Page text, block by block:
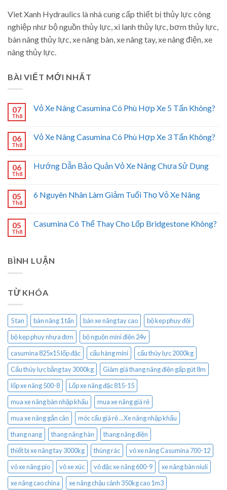
Viet Xanh Hydraulics là nhà cung cấp thiết bị thủy lực công
nghiệp như bộ nguồn thủy lực, xi lanh thủy lực, bơm thủy lực,
bàn nâng thủy lực, xe nâng bàn, xe nâng tay, xe nâng điện, xe
nâng thủy lực.
BÀI VIẾT MỚI NHẤT
07
Th8
Vỏ Xe Nâng Casumina Có Phù Hợp Xe 5 Tấn Không?
06
Th8
Vỏ Xe Nâng Casumina Có Phù Hợp Xe 3 Tấn Không?
06
Th8
Hướng Dẫn Bảo Quản Vỏ Xe Nâng Chưa Sử Dụng
05
Th8
6 Nguyên Nhân Làm Giảm Tuổi Thọ Vỏ Xe Nâng
05
Th8
Casumina Có Thể Thay Cho Lốp Bridgestone Không?
BÌNH LUẬN
TỪ KHÓA
5 tan bàn nâng 1 tấn bán xe nâng tay cao
bộ kep phuy đôi
bộ kẹp phuy nhựa đơn
bộ nguộn mini điện 24v
casumina 825x15 lốp đặc
cẩu hàng mini
cẩu thủy lực 2000kg
Cẩu thủy lực bằng tay 3000kg
Giảm giá thang nâng điện gấp gút 8m
lốp xe nâng 500-8
Lốp xe nâng đặc 815-15
mua xe nâng bàn nhập khẩu
mua xe nâng giá rẻ
mua xe nâng gắn cân
móc cẩu giá rẻ ...Xe nâng nhập khẩu
thang nang
thang nâng hàn
thang nâng điện
thiết bị xe nâng tay 3000kg
thùng rác
vỏ xe nâng Casumina 700-12
vỏ xe nâng pio
vỏ xe xúc vỏ đặc xe nâng 600-9
xe nâng bàn niuli
xe nâng cao china
xe nâng chậu cảnh 350kg cao 1m3